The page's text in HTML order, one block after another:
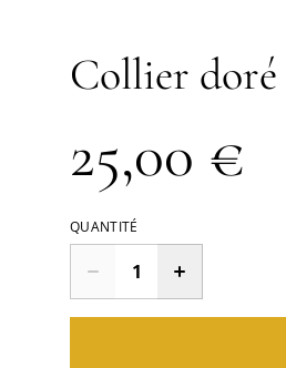
Collier doré
25,00 €
QUANTITÉ